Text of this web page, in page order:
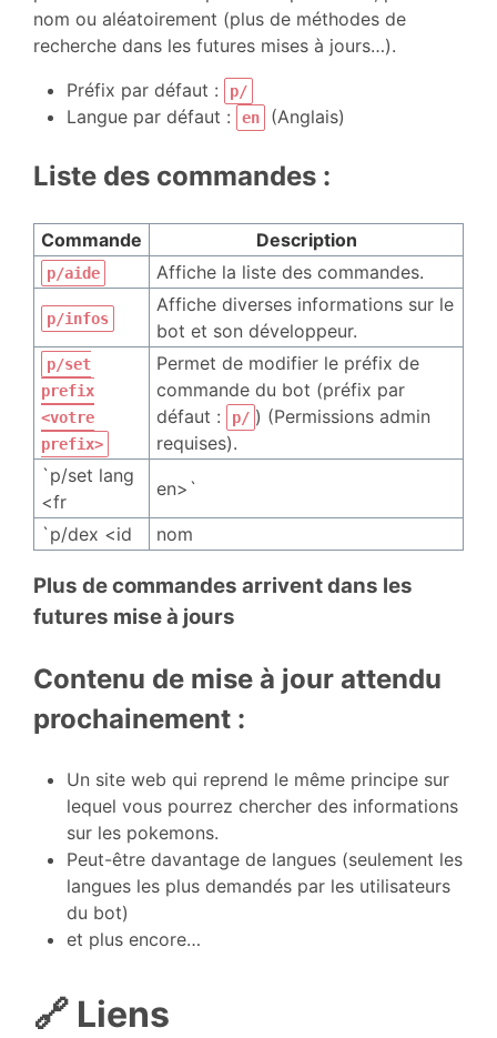
nom ou aléatoirement (plus de méthodes de
recherche dans les futures mises à jours…).
Préfix par défaut :
p/
Langue par défaut : en (Anglais)
Liste des commandes :
Commande Description
p/aide Affiche la liste des commandes.
p/infos
Affiche diverses informations sur le
bot et son développeur.
p/set
prefix
<votre
prefix>
Permet de modifier le préfix de
commande du bot (préfix par
défaut :
p/ ) (Permissions admin
requises).
`p/set lang
<fr
en>`
`p/dex <id nom
Plus de commandes arrivent dans les
futures mise à jours
Contenu de mise à jour attendu
prochainement :
Un site web qui reprend le même principe sur
lequel vous pourrez chercher des informations
sur les pokemons.
Peut-être davantage de langues (seulement les
langues les plus demandés par les utilisateurs
du bot)
et plus encore…
🔗 Liens